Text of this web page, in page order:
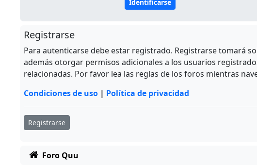
Registrarse
Para autenticarse debe estar registrado. Registrarse tomará
además otorgar permisos adicionales a los usuarios
relacionadas. Por favor lea las reglas de los foros mientras
Condiciones de uso | Política de privacidad
Registrarse
Foro Quu